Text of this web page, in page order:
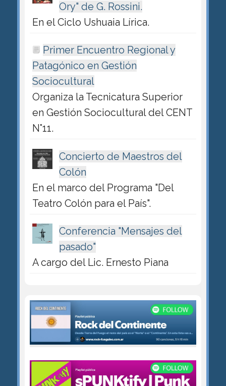
Ory" de G. Rossini.
En el Ciclo Ushuaia Lírica.
Primer Encuentro Regional y
Patagónico en Gestión
Sociocultural
Organiza la Tecnicatura Superior
en Gestión Sociocultural del CENT
N°11.
Concierto de Maestros del
Colón
En el marco del Programa "Del
Teatro Colón para el País".
Conferencia "Mensajes del
pasado"
A cargo del Lic. Ernesto Piana